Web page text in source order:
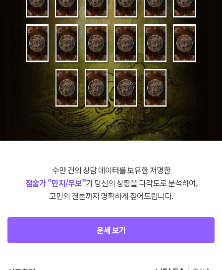
수만 건의 상담 데이터를 보유한 저명한
점술가 "민지/우보"가 당신의 상황을 다각도로 분석하여,
고민의 결론까지 명확하게 짚어드립니다.
운세 보기